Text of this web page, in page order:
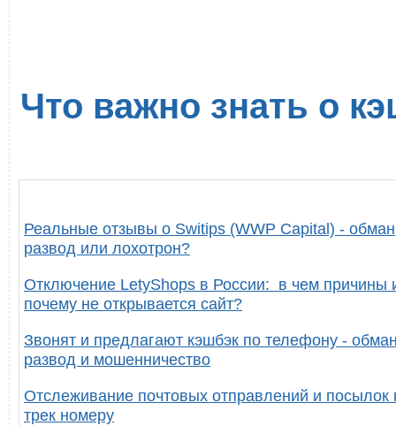
Что важно знать о
Реальные отзывы о Switips (WWP Capital) -
развод или лохотрон?
Отключение LetyShops в России: в чем причины
почему не открывается сайт?
Звонят и предлагают кэшбэк по телефону -
развод и мошенничество
Отслеживание почтовых отправлений и посылок
трек номеру